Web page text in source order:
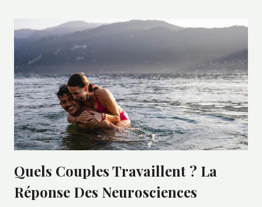
Quels Couples Travaillent ? La
Réponse Des Neurosciences